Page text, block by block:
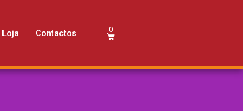
Loja Contactos